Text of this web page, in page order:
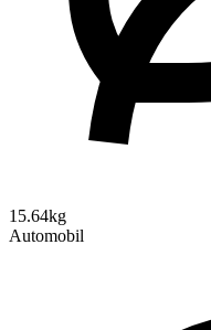
15.64kg
Automobil